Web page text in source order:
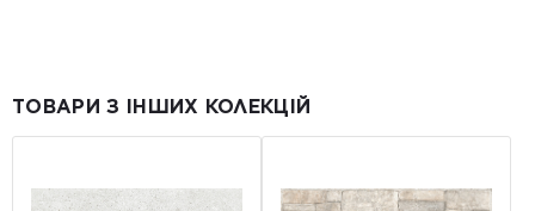
ТОВАРИ З ІНШИХ КОЛЕКЦІЙ